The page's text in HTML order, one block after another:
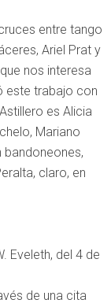
entre tango
Ariel Prat y
nos interesa
este trabajo con
es Alicia
Mariano
bandoneones,
claro, en
Eveleth, del 4 de
de una cita